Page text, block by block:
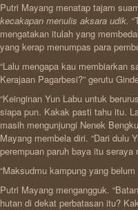
Putri Mayang menatap tajam
kecakapan menulis aksara udik.
mengatakan itulah yang
yang kerap menumpas para
“Lalu mengapa kau membiarkan
Kerajaan Pagarbesi?” gerutu
“Keinginan Yun Labu untuk
siapa pun. Kakak pasti tahu itu.
masih mengunjungi Nenek
Mayang membela diri. “Dari dulu
perempuan paruh baya itu seraya
“Maksudmu kampung yang
Putri Mayang mengangguk.
hutan di dekat perbatasan itu?